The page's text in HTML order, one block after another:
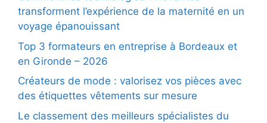
transforment l’expérience de la maternité en un
voyage épanouissant
Top 3 formateurs en entreprise à Bordeaux et
en Gironde – 2026
Créateurs de mode : valorisez vos pièces avec
des étiquettes vêtements sur mesure
Le classement des meilleurs spécialistes du